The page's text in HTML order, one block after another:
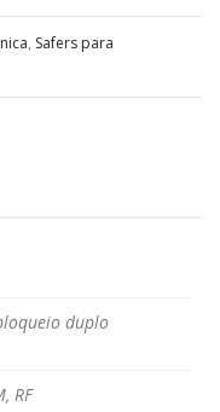
, Safers para
duplo
RF